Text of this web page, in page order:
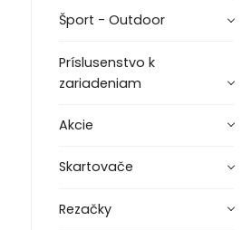
Šport - Outdoor
Príslusenstvo k
zariadeniam
Akcie
Skartovače
Rezačky